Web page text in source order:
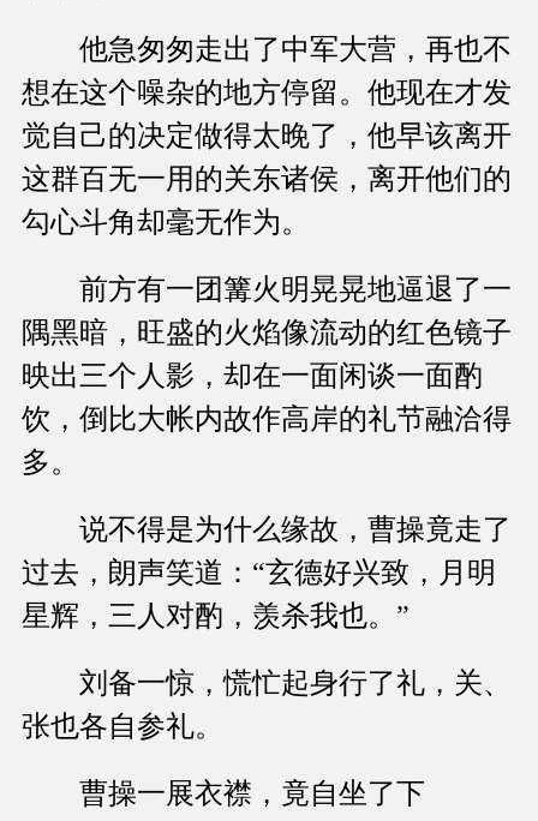
他急匆匆走出了中军大营，再也不
想在这个噪杂的地方停留。他现在才发
觉自己的决定做得太晚了，他早该离开
这群百无一用的关东诸侯，离开他们的
勾心斗角却毫无作为。
前方有一团篝火明晃晃地逼退了一
隅黑暗，旺盛的火焰像流动的红色镜子
映出三个人影，却在一面闲谈一面酌
饮，倒比大帐内故作高岸的礼节融洽得
多。
说不得是为什么缘故，曹操竟走了
过去，朗声笑道：“玄德好兴致，月明
星辉，三人对酌，羡杀我也。”
刘备一惊，慌忙起身行了礼，关、
张也各自参礼。
曹操一展衣襟，竟自坐了下